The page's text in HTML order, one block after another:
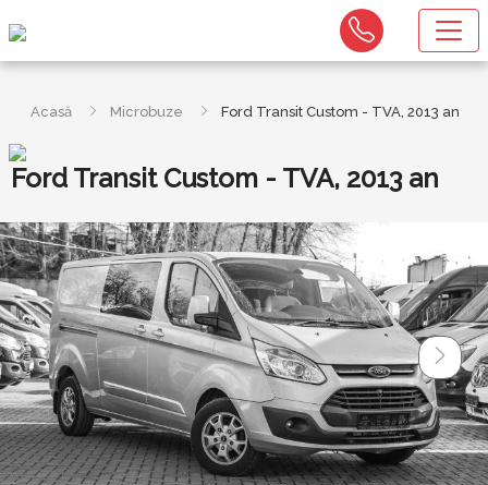
Acasă Microbuze Ford Transit Custom - TVA, 2013 an
Ford Transit Custom - TVA, 2013 an